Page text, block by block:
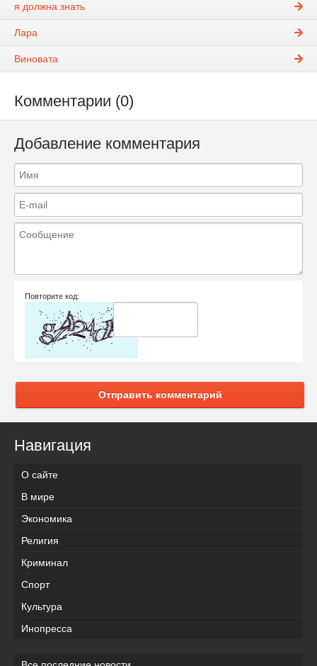
я должна знать
Лара
Виновата
Комментарии (0)
Добавление комментария
Повторите код:
Отправить комментарий
Навигация
О сайте
В мире
Экономика
Религия
Криминал
Спорт
Культура
Инопресса